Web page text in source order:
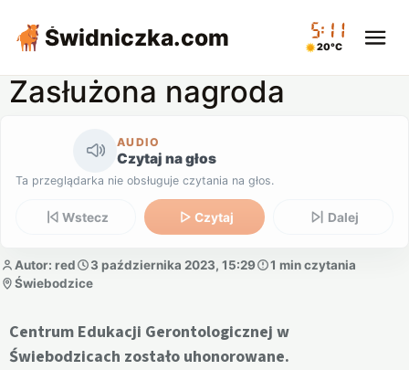
Świdniczka.com 05:11
20°C
Zasłużona nagroda
AUDIO
Czytaj na głos
Ta przeglądarka nie obsługuje czytania na głos.
Wstecz Czytaj Dalej
Autor: red 3 października 2023, 15:29
1 min czytania
Świebodzice
Centrum Edukacji Gerontologicznej w
Świebodzicach zostało uhonorowane.